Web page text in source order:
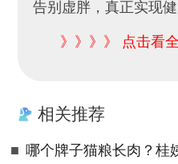
告别虚胖，真正实现健
》》》》 点击看
相关推荐
■ 哪个牌子猫粮长肉？桂